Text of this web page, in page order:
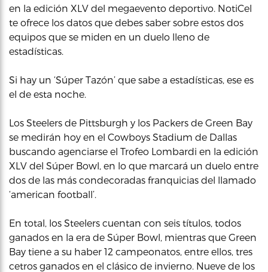
en la edición XLV del megaevento deportivo. NotiCel
te ofrece los datos que debes saber sobre estos dos
equipos que se miden en un duelo lleno de
estadísticas.
Si hay un ‘Súper Tazón’ que sabe a estadísticas, ese es
el de esta noche.
Los Steelers de Pittsburgh y los Packers de Green Bay
se medirán hoy en el Cowboys Stadium de Dallas
buscando agenciarse el Trofeo Lombardi en la edición
XLV del Súper Bowl, en lo que marcará un duelo entre
dos de las más condecoradas franquicias del llamado
‘american football’.
En total, los Steelers cuentan con seis títulos, todos
ganados en la era de Súper Bowl, mientras que Green
Bay tiene a su haber 12 campeonatos, entre ellos, tres
cetros ganados en el clásico de invierno. Nueve de los